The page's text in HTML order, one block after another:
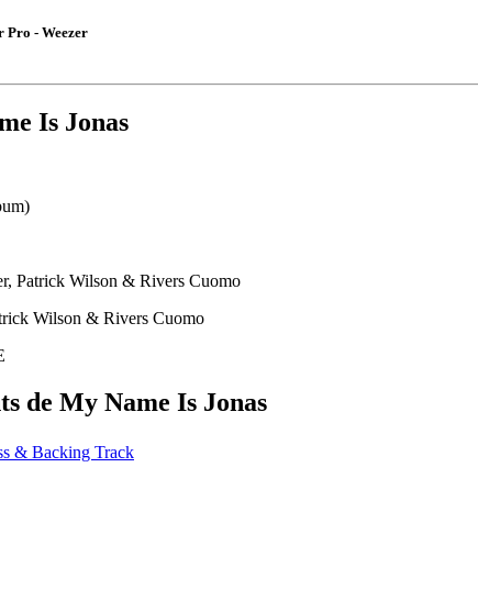
Pro - Weezer
Is Jonas
Patrick Wilson & Rivers Cuomo
Wilson & Rivers Cuomo
de My Name Is Jonas
& Backing Track